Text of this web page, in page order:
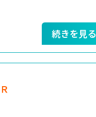
続きを見る